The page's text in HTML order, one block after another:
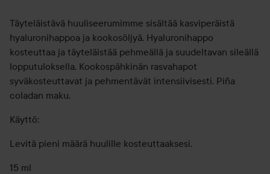
Täyteläistävä huuliseerumimme sisältää kasviperäistä
hyaluronihappoa ja kookosöljyä. Hyaluronihappo
kosteuttaa ja täyteläistää pehmeällä ja suudeltavan sileällä
lopputuloksella. Kookospähkinän rasvahapot
syväkosteuttavat ja pehmentävät intensiivisesti. Piña
coladan maku.
Käyttö:
Levitä pieni määrä huulille kosteuttaaksesi.
15 ml